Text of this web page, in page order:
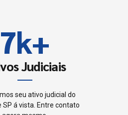
7
8
9
k+
Judiciais
seu ativo judicial do
SP á vista. Entre contato